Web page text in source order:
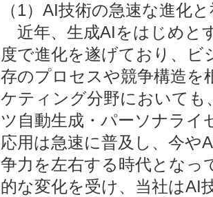
（1）AI技術の急速な進化
近年、生成AIをはじめと
度で進化を遂げており、
存のプロセスや競争構造を
ケティング分野において
ツ自動生成・パーソナライ
応用は急速に普及し、今や
争力を左右する時代となっ
的な変化を受け、当社はAI